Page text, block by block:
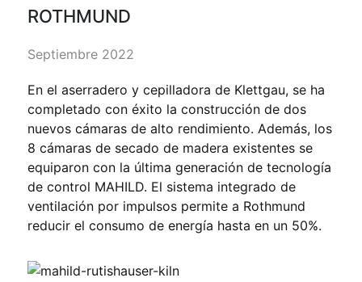
ROTHMUND
Septiembre 2022
En el aserradero y cepilladora de Klettgau, se ha
completado con éxito la construcción de dos
nuevos cámaras de alto rendimiento. Además, los
8 cámaras de secado de madera existentes se
equiparon con la última generación de tecnología
de control MAHILD. El sistema integrado de
ventilación por impulsos permite a Rothmund
reducir el consumo de energía hasta en un 50%.